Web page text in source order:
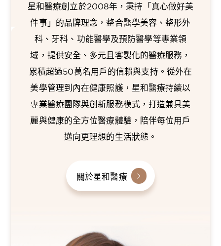
星和醫療創立於2008年，秉持「真心做好美
件事」的品牌理念，整合醫學美容、整形外
科、牙科、功能醫學及預防醫學等專業領
域，提供安全、多元且客製化的醫療服務，
累積超過50萬名用戶的信賴與支持。從外在
美學管理到內在健康照護，星和醫療持續以
專業醫療團隊與創新服務模式，打造兼具美
麗與健康的全方位醫療體驗，陪伴每位用戶
邁向更理想的生活狀態。
關於星和醫療